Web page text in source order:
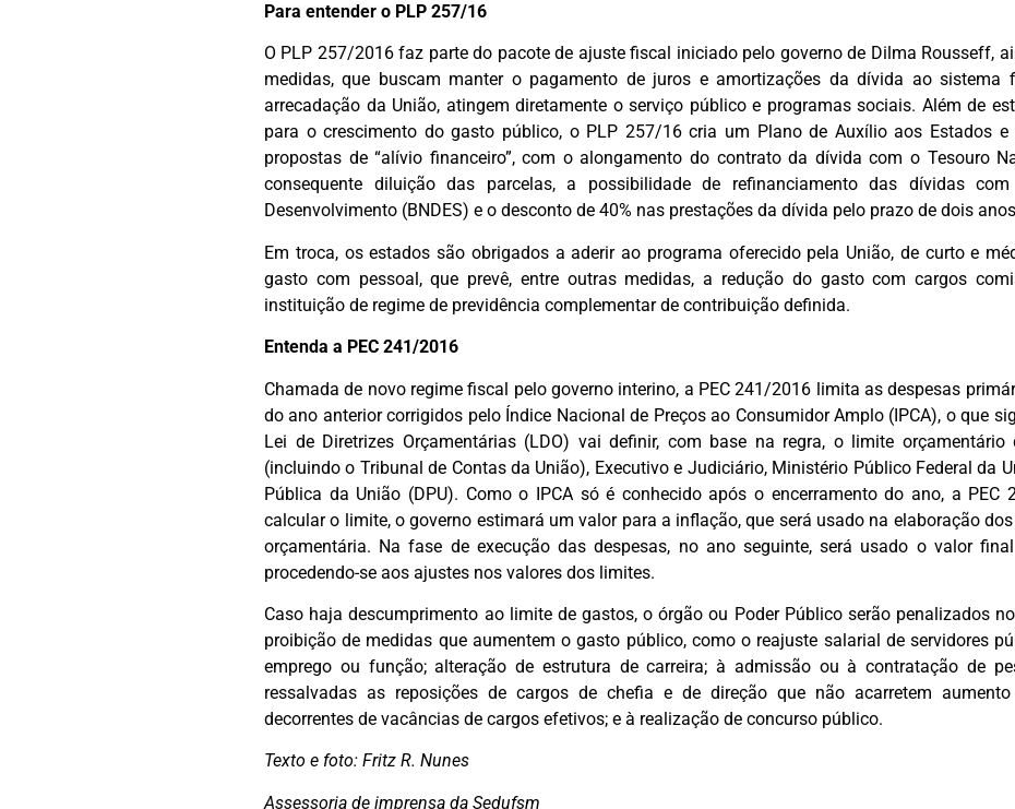
Para entender o PLP 257/16
O PLP 257/2016 faz parte do pacote de ajuste fiscal iniciado pelo governo de Dilma Rousseff,
medidas, que buscam manter o pagamento de juros e amortizações da dívida ao sistema
arrecadação da União, atingem diretamente o serviço público e programas sociais. Além de
para o crescimento do gasto público, o PLP 257/16 cria um Plano de Auxílio aos Estados e
propostas de “alívio financeiro”, com o alongamento do contrato da dívida com o Tesouro
consequente diluição das parcelas, a possibilidade de refinanciamento das dívidas
Desenvolvimento (BNDES) e o desconto de 40% nas prestações da dívida pelo prazo de dois
Em troca, os estados são obrigados a aderir ao programa oferecido pela União, de curto e
gasto com pessoal, que prevê, entre outras medidas, a redução do gasto com cargos
instituição de regime de previdência complementar de contribuição definida.
Entenda a PEC 241/2016
Chamada de novo regime fiscal pelo governo interino, a PEC 241/2016 limita as despesas
do ano anterior corrigidos pelo Índice Nacional de Preços ao Consumidor Amplo (IPCA), o que
Lei de Diretrizes Orçamentárias (LDO) vai definir, com base na regra, o limite orçamentário
(incluindo o Tribunal de Contas da União), Executivo e Judiciário, Ministério Público Federal da
Pública da União (DPU). Como o IPCA só é conhecido após o encerramento do ano, a PEC
calcular o limite, o governo estimará um valor para a inflação, que será usado na elaboração
orçamentária. Na fase de execução das despesas, no ano seguinte, será usado o valor
procedendo-se aos ajustes nos valores dos limites.
Caso haja descumprimento ao limite de gastos, o órgão ou Poder Público serão penalizados
proibição de medidas que aumentem o gasto público, como o reajuste salarial de servidores
emprego ou função; alteração de estrutura de carreira; à admissão ou à contratação de
ressalvadas as reposições de cargos de chefia e de direção que não acarretem
decorrentes de vacâncias de cargos efetivos; e à realização de concurso público.
Texto e foto: Fritz R. Nunes
Assessoria de imprensa da Sedufsm